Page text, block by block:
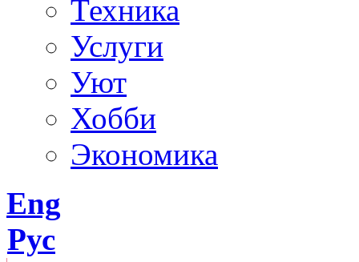
Техника
Услуги
Уют
Хобби
Экономика
Eng
Рус